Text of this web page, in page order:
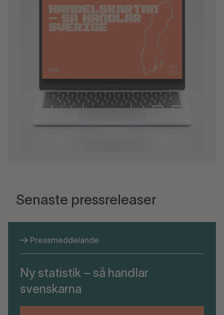
Senaste pressreleaser
Pressmeddelande
Ny statistik – så handlar
svenskarna